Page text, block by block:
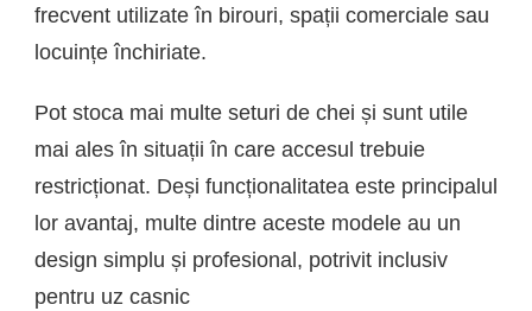
frecvent utilizate în birouri, spații comerciale sau
locuințe închiriate.
Pot stoca mai multe seturi de chei și sunt utile
mai ales în situații în care accesul trebuie
restricționat. Deși funcționalitatea este principalul
lor avantaj, multe dintre aceste modele au un
design simplu și profesional, potrivit inclusiv
pentru uz casnic